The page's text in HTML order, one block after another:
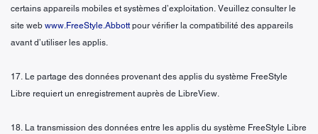
certains appareils mobiles et systèmes d’exploitation. Veuillez consulter le
site web www.FreeStyle.Abbott pour vérifier la compatibilité des appareils
avant d’utiliser les applis.
17. Le partage des données provenant des applis du système FreeStyle
Libre requiert un enregistrement auprès de LibreView.
18. La transmission des données entre les applis du système FreeStyle Libre